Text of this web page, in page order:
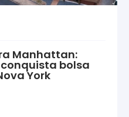
Manhattan:
bolsa
York